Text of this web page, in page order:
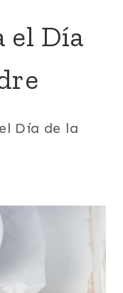
el Día
Día de la